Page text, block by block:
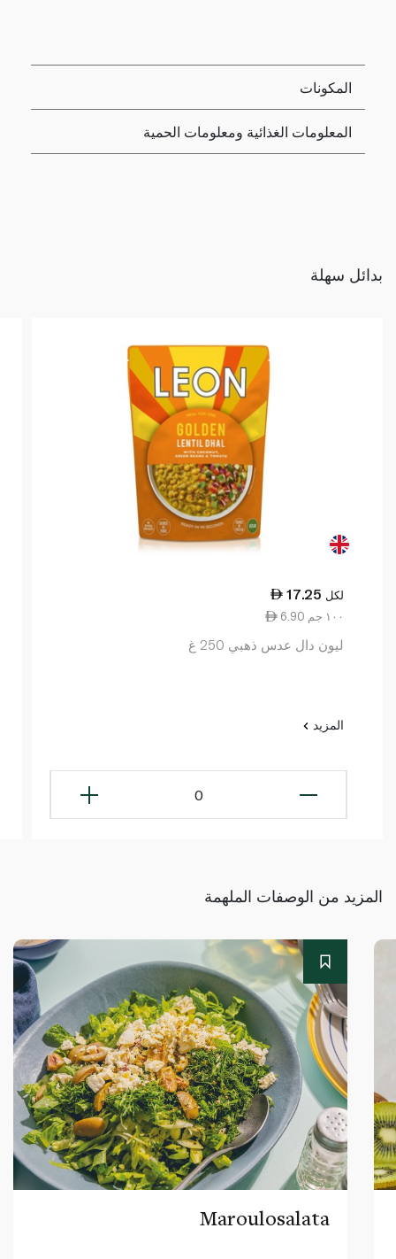
المكونات
المعلومات الغذائية ومعلومات الحمية
بدائل سهلة
17.25 لكل
6.90 ١٠٠ جم
ليون دال عدس ذهبي 250 غ
المزيد
0
المزيد من الوصفات الملهمة
Maroulosalata